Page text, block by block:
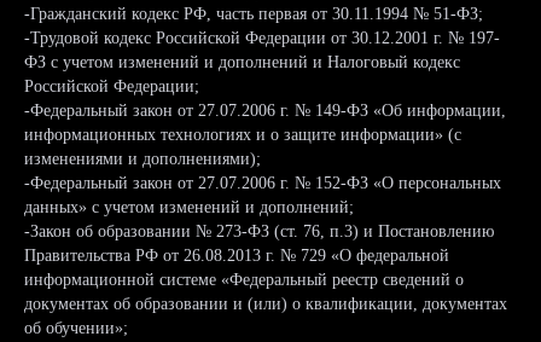
-Гражданский кодекс РФ, часть первая от 30.11.1994 № 51-ФЗ;
-Трудовой кодекс Российской Федерации от 30.12.2001 г. № 197-
ФЗ с учетом изменений и дополнений и Налоговый кодекс
Российской Федерации;
-Федеральный закон от 27.07.2006 г. № 149-ФЗ «Об информации,
информационных технологиях и о защите информации» (с
изменениями и дополнениями);
-Федеральный закон от 27.07.2006 г. № 152-ФЗ «О персональных
данных» с учетом изменений и дополнений;
-Закон об образовании № 273-ФЗ (ст. 76, п.3) и Постановлению
Правительства РФ от 26.08.2013 г. № 729 «О федеральной
информационной системе «Федеральный реестр сведений о
документах об образовании и (или) о квалификации, документах
об обучении»;